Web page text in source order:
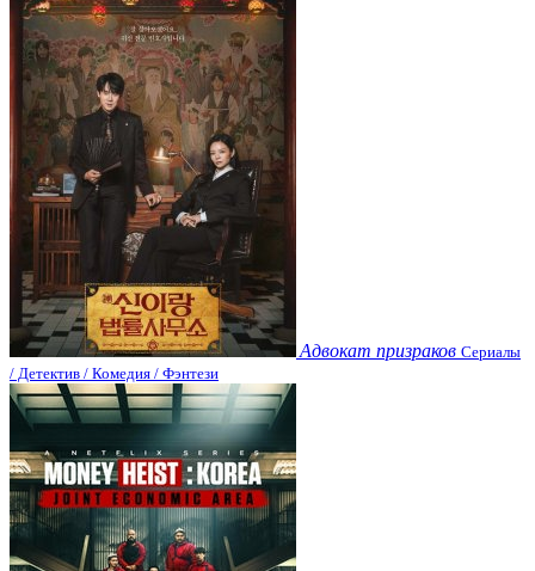
Адвокат призраков Сериалы
/ Детектив / Комедия / Фэнтези